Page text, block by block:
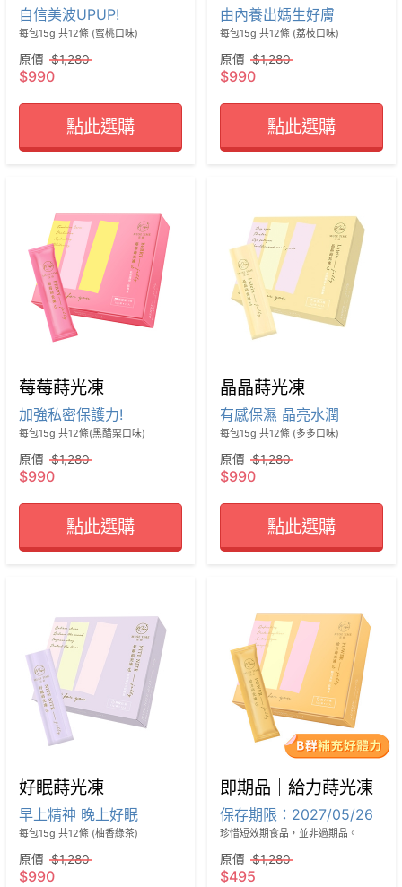
自信美波UPUP!
每包15g 共12條 (蜜桃口味)
原價 $1,280
$990
點此選購
由內養出媽生好膚
每包15g 共12條 (荔枝口味)
原價 $1,280
$990
點此選購
莓莓蒔光凍
加強私密保護力!
每包15g 共12條(黑醋栗口味)
原價 $1,280
$990
點此選購
晶晶蒔光凍
有感保濕 晶亮水潤
每包15g 共12條 (多多口味)
原價 $1,280
$990
點此選購
好眠蒔光凍
早上精神 晚上好眠
每包15g 共12條 (柚香綠茶)
原價 $1,280
$990
即期品｜給力蒔光凍
保存期限：2027/05/26
珍惜短效期食品，並非過期品。
原價 $1,280
$495